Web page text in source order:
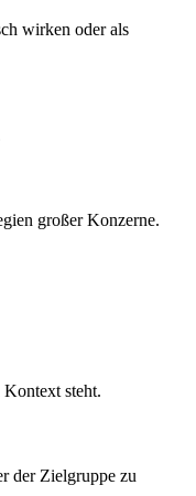
wirken oder als
großer Konzerne.
steht.
der Zielgruppe zu